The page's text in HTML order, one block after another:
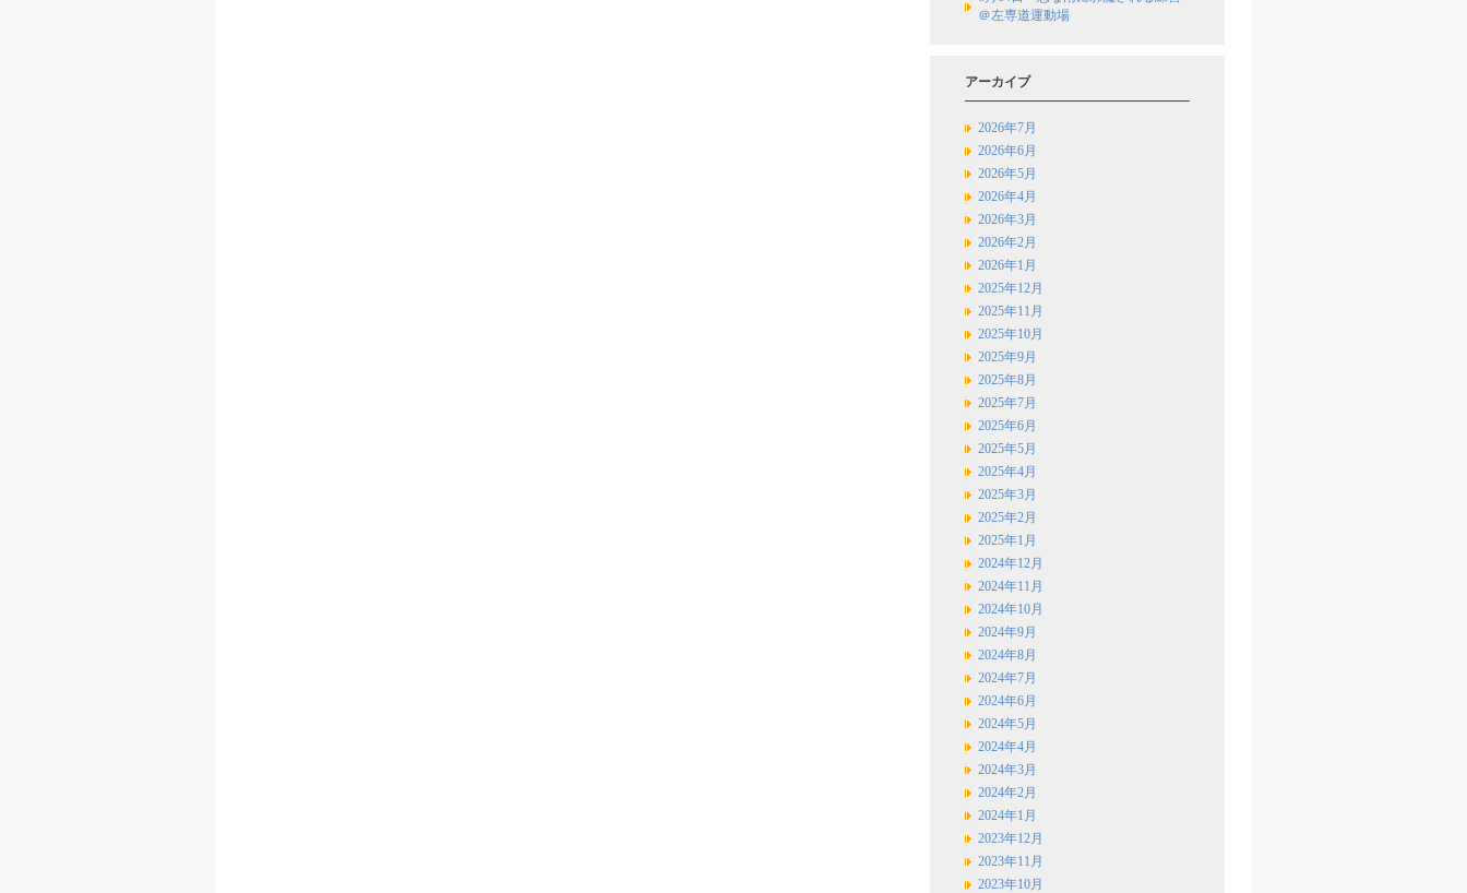
＠左専道運動場
アーカイブ
2026年7月
2026年6月
2026年5月
2026年4月
2026年3月
2026年2月
2026年1月
2025年12月
2025年11月
2025年10月
2025年9月
2025年8月
2025年7月
2025年6月
2025年5月
2025年4月
2025年3月
2025年2月
2025年1月
2024年12月
2024年11月
2024年10月
2024年9月
2024年8月
2024年7月
2024年6月
2024年5月
2024年4月
2024年3月
2024年2月
2024年1月
2023年12月
2023年11月
2023年10月